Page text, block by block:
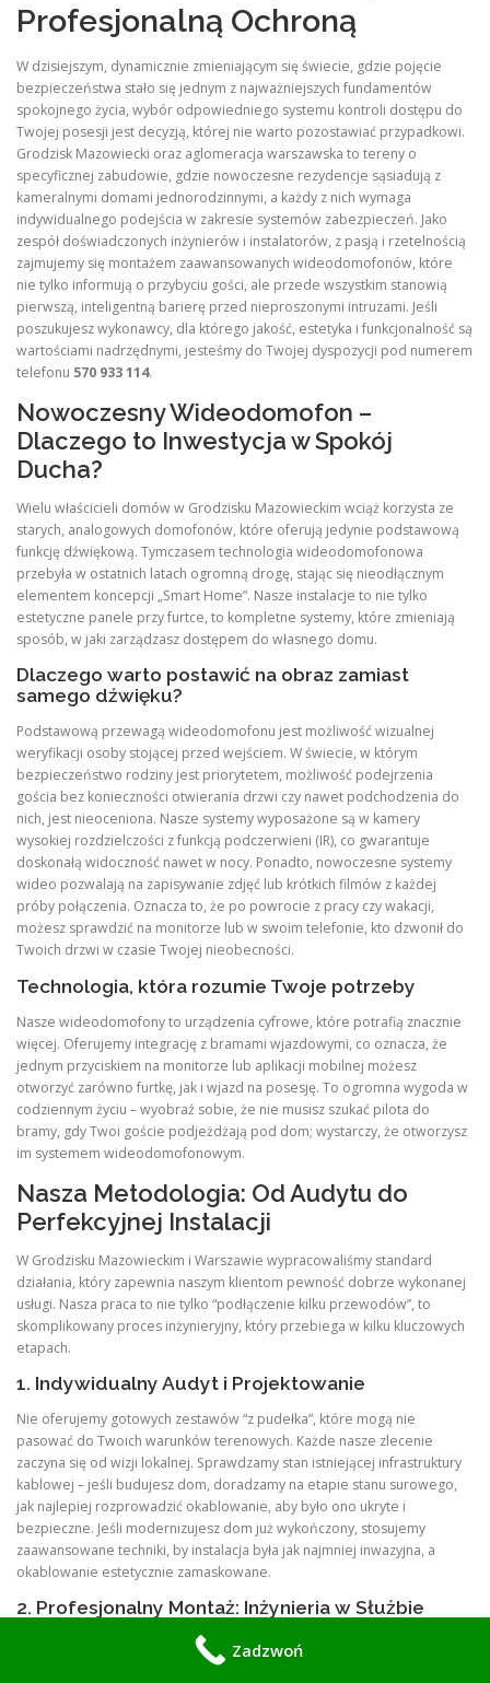
Profesjonalną Ochroną
W dzisiejszym, dynamicznie zmieniającym się świecie, gdzie pojęcie
bezpieczeństwa stało się jednym z najważniejszych fundamentów
spokojnego życia, wybór odpowiedniego systemu kontroli dostępu do
Twojej posesji jest decyzją, której nie warto pozostawiać przypadkowi.
Grodzisk Mazowiecki oraz aglomeracja warszawska to tereny o
specyficznej zabudowie, gdzie nowoczesne rezydencje sąsiadują z
kameralnymi domami jednorodzinnymi, a każdy z nich wymaga
indywidualnego podejścia w zakresie systemów zabezpieczeń. Jako
zespół doświadczonych inżynierów i instalatorów, z pasją i rzetelnością
zajmujemy się montażem zaawansowanych wideodomofonów, które
nie tylko informują o przybyciu gości, ale przede wszystkim stanowią
pierwszą, inteligentną barierę przed nieproszonymi intruzami. Jeśli
poszukujesz wykonawcy, dla którego jakość, estetyka i funkcjonalność są
wartościami nadrzędnymi, jesteśmy do Twojej dyspozycji pod numerem
telefonu 570 933 114.
Nowoczesny Wideodomofon –
Dlaczego to Inwestycja w Spokój
Ducha?
Wielu właścicieli domów w Grodzisku Mazowieckim wciąż korzysta ze
starych, analogowych domofonów, które oferują jedynie podstawową
funkcję dźwiękową. Tymczasem technologia wideodomofonowa
przebyła w ostatnich latach ogromną drogę, stając się nieodłącznym
elementem koncepcji „Smart Home”. Nasze instalacje to nie tylko
estetyczne panele przy furtce, to kompletne systemy, które zmieniają
sposób, w jaki zarządzasz dostępem do własnego domu.
Dlaczego warto postawić na obraz zamiast
samego dźwięku?
Podstawową przewagą wideodomofonu jest możliwość wizualnej
weryfikacji osoby stojącej przed wejściem. W świecie, w którym
bezpieczeństwo rodziny jest priorytetem, możliwość podejrzenia
gościa bez konieczności otwierania drzwi czy nawet podchodzenia do
nich, jest nieoceniona. Nasze systemy wyposażone są w kamery
wysokiej rozdzielczości z funkcją podczerwieni (IR), co gwarantuje
doskonałą widoczność nawet w nocy. Ponadto, nowoczesne systemy
wideo pozwalają na zapisywanie zdjęć lub krótkich filmów z każdej
próby połączenia. Oznacza to, że po powrocie z pracy czy wakacji,
możesz sprawdzić na monitorze lub w swoim telefonie, kto dzwonił do
Twoich drzwi w czasie Twojej nieobecności.
Technologia, która rozumie Twoje potrzeby
Nasze wideodomofony to urządzenia cyfrowe, które potrafią znacznie
więcej. Oferujemy integrację z bramami wjazdowymi, co oznacza, że
jednym przyciskiem na monitorze lub aplikacji mobilnej możesz
otworzyć zarówno furtkę, jak i wjazd na posesję. To ogromna wygoda w
codziennym życiu – wyobraź sobie, że nie musisz szukać pilota do
bramy, gdy Twoi goście podjeżdżają pod dom; wystarczy, że otworzysz
im systemem wideodomofonowym.
Nasza Metodologia: Od Audytu do
Perfekcyjnej Instalacji
W Grodzisku Mazowieckim i Warszawie wypracowaliśmy standard
działania, który zapewnia naszym klientom pewność dobrze wykonanej
usługi. Nasza praca to nie tylko “podłączenie kilku przewodów”, to
skomplikowany proces inżynieryjny, który przebiega w kilku kluczowych
etapach.
1. Indywidualny Audyt i Projektowanie
Nie oferujemy gotowych zestawów “z pudełka”, które mogą nie
pasować do Twoich warunków terenowych. Każde nasze zlecenie
zaczyna się od wizji lokalnej. Sprawdzamy stan istniejącej infrastruktury
kablowej – jeśli budujesz dom, doradzamy na etapie stanu surowego,
jak najlepiej rozprowadzić okablowanie, aby było ono ukryte i
bezpieczne. Jeśli modernizujesz dom już wykończony, stosujemy
zaawansowane techniki, by instalacja była jak najmniej inwazyjna, a
okablowanie estetycznie zamaskowane.
2. Profesjonalny Montaż: Inżynieria w Służbie
Wiemy, że elewacja Twojego domu to Twoja wizytówka. Dlatego nasze
Zadzwoń